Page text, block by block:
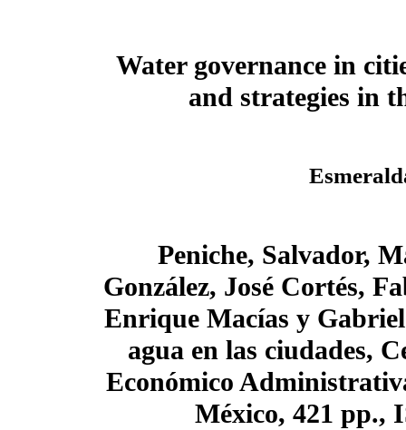
Water governance in
and strategies in
Peniche, Salvador,
González, José Cortés,
Enrique Macías y
agua en las ciudades,
Económico
México, 421 pp.,